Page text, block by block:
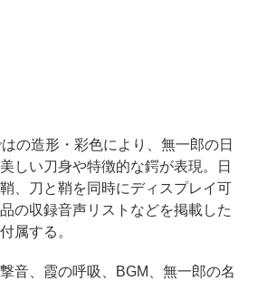
の造形・彩色により、無一郎の日
しい刀身や特徴的な鍔が表現。日
、刀と鞘を同時にディスプレイ可
の収録音声リストなどを掲載した
属する。
音、霞の呼吸、BGM、無一郎の名